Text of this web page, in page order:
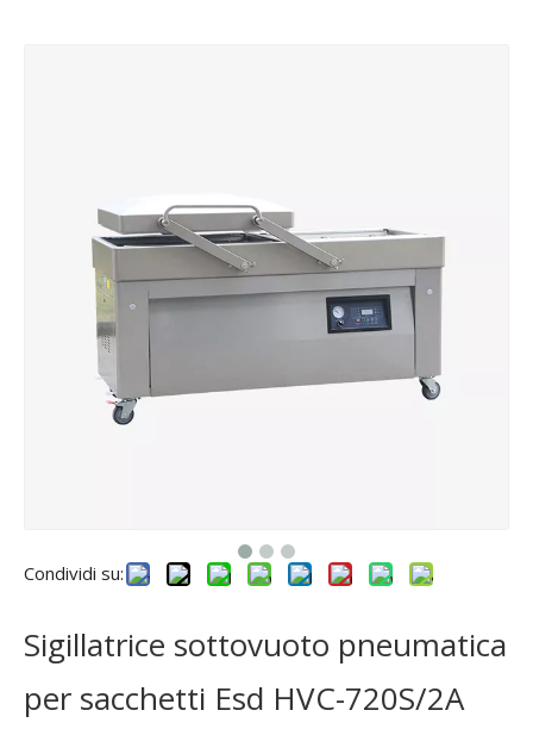
Condividi su:
Sigillatrice sottovuoto pneumatica
per sacchetti Esd HVC-720S/2A